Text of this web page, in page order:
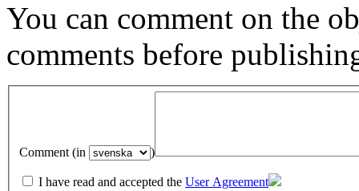
You can comment on the
comments before
Comment (in )
I have read and accepted the User Agreement